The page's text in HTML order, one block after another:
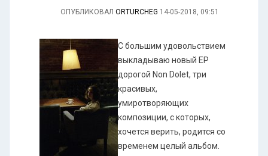
ОПУБЛИКОВАЛ ORTURCHEG 14-05-2018, 09:51
С большим удовольствием
выкладываю новый EP
дорогой Non Dolet, три
красивых,
умиротворяющих
композиции, с которых,
хочется верить, родится со
временем целый альбом.